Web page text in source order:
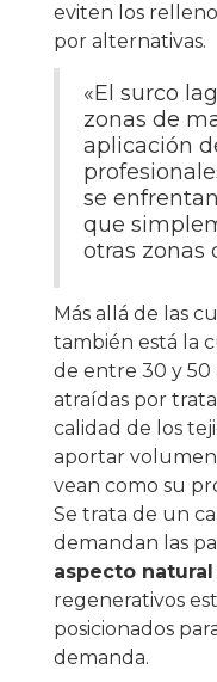
eviten los
por alternativas.
«El surco
zonas de
aplicación
se
que
otras zonas
Más allá de las
también está la
de entre 30 y 50
atraídas por
calidad de los
aportar
vean como su
Se trata de un
demandan las
aspecto natural
regenerativos
posicionados
demanda.